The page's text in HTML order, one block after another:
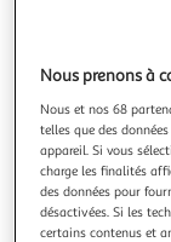
Nous prenons à
Nous et nos 68
telles que des
appareil. Si vous
charge les finalités
des données pour
désactivées. Si les
certains contenus et